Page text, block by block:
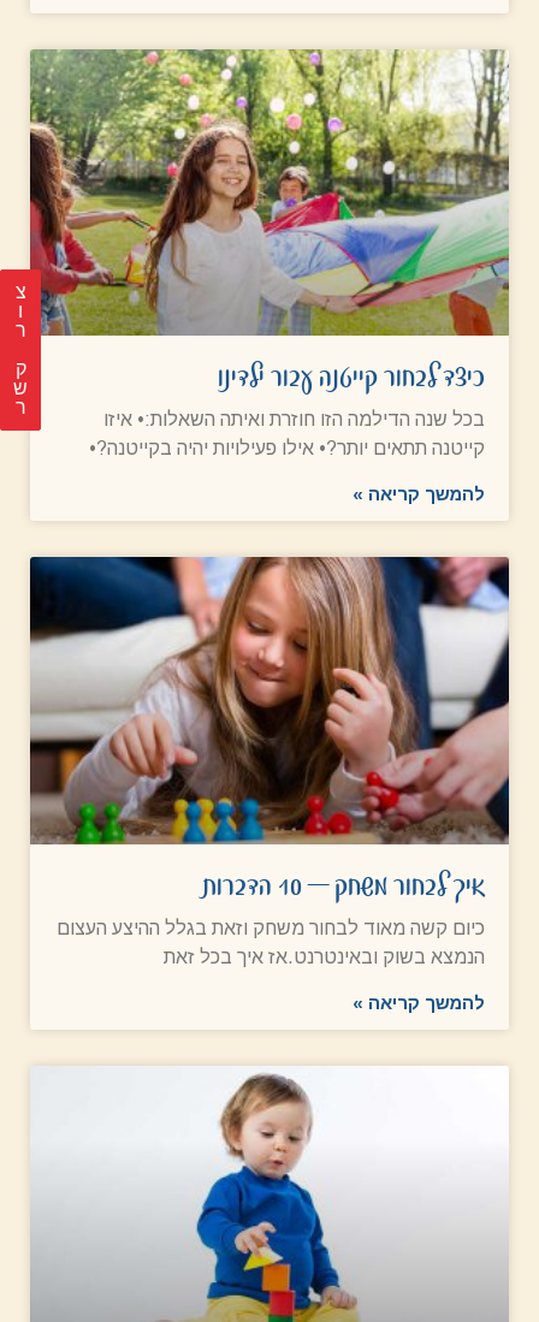
כיצד לבחור קייטנה עבור ילדינו
בכל שנה הדילמה הזו חוזרת ואיתה השאלות:• איזו
קייטנה תתאים יותר?• אילו פעילויות יהיה בקייטנה?•
להמשך קריאה »
איך לבחור משחק – 10 הדברות
כיום קשה מאוד לבחור משחק וזאת בגלל ההיצע העצום
הנמצא בשוק ובאינטרנט.אז איך בכל זאת
להמשך קריאה »
צ
ר
ק
ש
ר